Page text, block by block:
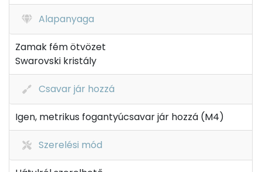
Alapanyaga
Zamak fém ötvözet
Swarovski kristály
Csavar jár hozzá
Igen, metrikus fogantyúcsavar jár hozzá (M4)
Szerelési mód